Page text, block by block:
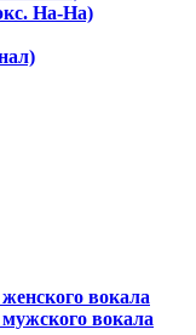
На-На)
вокала
вокала